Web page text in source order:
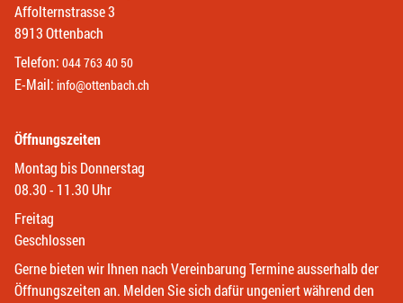
Affolternstrasse 3
8913 Ottenbach
Telefon: 044 763 40 50
E-Mail: info@ottenbach.ch
Öffnungszeiten
Montag bis Donnerstag
08.30 - 11.30 Uhr
Freitag
Geschlossen
Gerne bieten wir Ihnen nach Vereinbarung Termine ausserhalb der
Öffnungszeiten an. Melden Sie sich dafür ungeniert während den